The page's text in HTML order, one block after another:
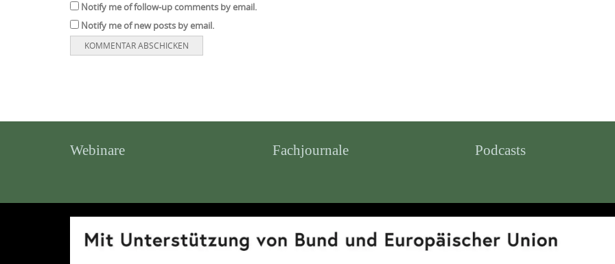
Notify me of follow-up comments by email.
Notify me of new posts by email.
Webinare Fachjournale Podcasts